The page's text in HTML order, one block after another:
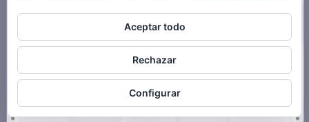
Aceptar todo
Rechazar
Configurar